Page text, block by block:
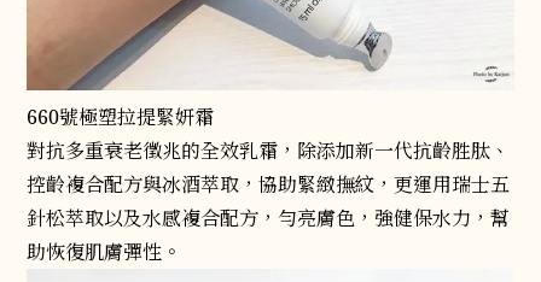
660號極塑拉提緊妍霜
對抗多重衰老徵兆的全效乳霜，除添加新一代抗齡胜肽、
控齡複合配方與冰酒萃取，協助緊緻撫紋，更運用瑞士五
針松萃取以及水感複合配方，勻亮膚色，強健保水力，幫
助恢復肌膚彈性。